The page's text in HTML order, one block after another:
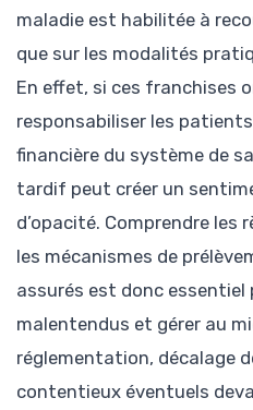
maladie est habilitée à
que sur les modalités
En effet, si ces franchises
responsabiliser les
financière du système de
tardif peut créer un
d’opacité. Comprendre les
les mécanismes de
assurés est donc essentiel
malentendus et gérer au
réglementation, décalage
contentieux éventuels